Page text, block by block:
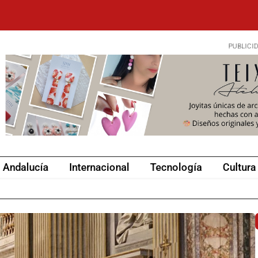
Andalucía Internacional Tecnología